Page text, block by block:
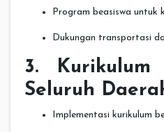
Program beasiswa untuk
Dukungan transportasi
3.
Seluruh
Implementasi kurikulum